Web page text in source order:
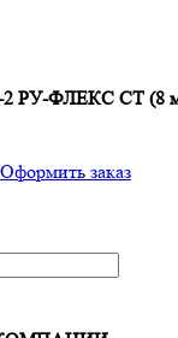
2 РУ-ФЛЕКС СТ (8
Оформить заказ